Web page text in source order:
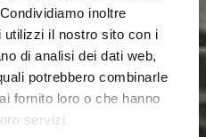
inoltre
utilizzi il nostro sito con i
di analisi dei dati web,
potrebbero combinarle
fornito loro o che hanno
servizi.